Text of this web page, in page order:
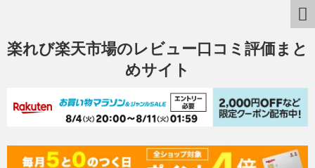
楽れび楽天市場のレビュー口コミ評価まと
めサイト